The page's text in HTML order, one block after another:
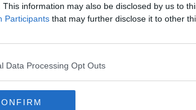
This information may also be disclosed by us to
Participants that may further disclose it to other
Data Processing Opt Outs
viene al pettine
con USA, Russia e Cina
postpandemia
1966